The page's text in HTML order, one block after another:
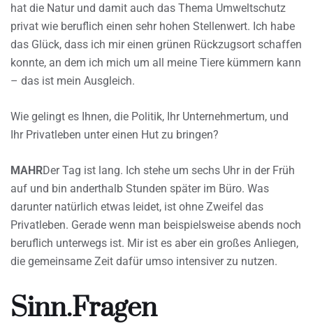
hat die Natur und damit auch das Thema Umweltschutz
privat wie beruflich einen sehr hohen Stellenwert. Ich habe
das Glück, dass ich mir einen grünen Rückzugsort schaffen
konnte, an dem ich mich um all meine Tiere kümmern kann
– das ist mein Ausgleich.
Wie gelingt es Ihnen, die Politik, Ihr Unternehmertum, und
Ihr Privatleben unter einen Hut zu bringen?
MAHRDer Tag ist lang. Ich stehe um sechs Uhr in der Früh
auf und bin anderthalb Stunden später im Büro. Was
darunter natürlich etwas leidet, ist ohne Zweifel das
Privatleben. Gerade wenn man beispielsweise abends noch
beruflich unterwegs ist. Mir ist es aber ein großes Anliegen,
die gemeinsame Zeit dafür umso intensiver zu nutzen.
Sinn.Fragen